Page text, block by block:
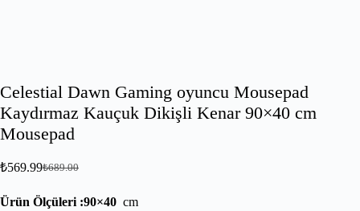
Celestial Dawn Gaming oyuncu Mousepad
Kaydırmaz Kauçuk Dikişli Kenar 90×40 cm
Mousepad
₺689.00
₺569.99
Ürün Ölçüleri :90×40 cm